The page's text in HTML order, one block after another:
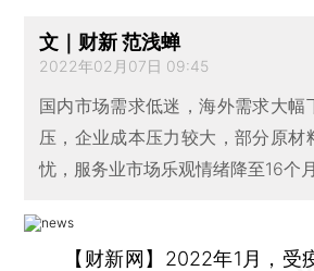
文｜财新 范浅蝉
2022年02月07日 09:45
国内市场需求低迷，海外需求大幅
压，企业成本压力较大，部分原材
忧，服务业市场乐观情绪降至16个
【财新网】 2022年1月，受